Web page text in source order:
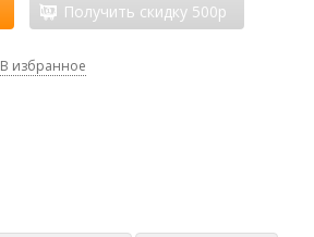
Получить скидку 500р
В избранное